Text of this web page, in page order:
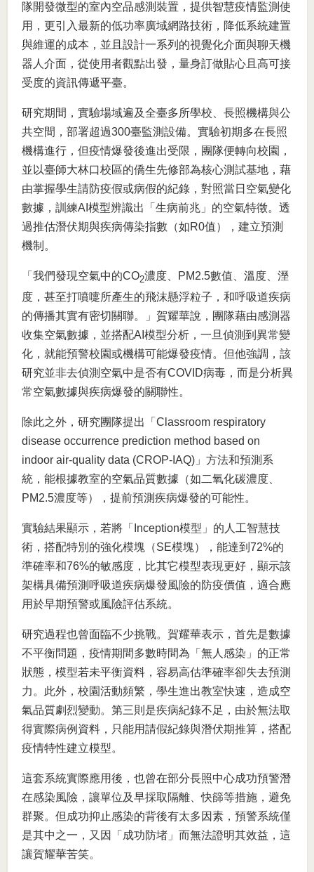
隊開發微型的室內空品感測裝置，提供智慧疫情監測使
用，更引入最新的低功率廣域網路技術，降低系統建置
與維運的成本，並且設計一系列的視覺化介面與聊天機
器人介面，從使用者觀點出發，量身訂做貼心且高可接
受度的資訊傳遞平臺。
研究期間，實驗場域遍及全臺多所學校、長照機構與公
共空間，部署超過300臺監測設備。實驗初期多在長照
機構進行，但疫情爆發後進出受限，團隊便轉向校園，
並以臺師大林口校區的僑生先修部為核心測試基地，藉
由掌握學生請防疫假或病假的紀錄，對照當日空氣變化
數據，訓練AI模型辨識出「生病前兆」的空氣特徵。透
過推估潛伏期與疾病傳染指數（如R0值），建立預測
機制。
「我們發現空氣中的CO2濃度、PM2.5數值、溫度、溼
度，甚至打噴嚏所產生的飛沫懸浮粒子，和呼吸道疾病
的傳播其實有密切關聯。」賀耀華說，團隊藉由感測器
收集空氣數據，並搭配AI模型分析，一旦偵測到異常變
化，就能預警校園或機構可能爆發疫情。但他強調，該
研究並非去偵測空氣中是否有COVID病毒，而是分析異
常空氣數據與疾病爆發的關聯性。
除此之外，研究團隊提出「Classroom respiratory
disease occurrence prediction method based on
indoor air-quality data (CROP-IAQ)」方法和預測系
統，能根據教室的空氣品質數據（如二氧化碳濃度、
PM2.5濃度等），提前預測疾病爆發的可能性。
實驗結果顯示，若將「Inception模型」的人工智慧技
術，搭配特別的強化模塊（SE模塊），能達到72%的
準確率和76%的敏感度，比其它模型表現更好，顯示該
架構具備預測呼吸道疾病爆發風險的防疫價值，適合應
用於早期預警或風險評估系統。
研究過程也曾面臨不少挑戰。賀耀華表示，首先是數據
不平衡問題，疫情期間多數時間為「無人感染」的正常
狀態，模型若未平衡資料，容易高估準確率卻失去預測
力。此外，校園活動頻繁，學生進出教室快速，造成空
氣品質劇烈變動。第三則是疾病紀錄不足，由於無法取
得實際病例資料，只能用請假紀錄與潛伏期推算，搭配
疫情特性建立模型。
這套系統實際應用後，也曾在部分長照中心成功預警潛
在感染風險，讓單位及早採取隔離、快篩等措施，避免
群聚。但成功抑止感染的背後有太多因素，預警系統僅
是其中之一，又因「成功防堵」而無法證明其效益，這
讓賀耀華苦笑。